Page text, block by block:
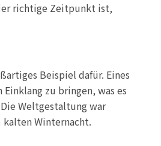
richtige Zeitpunkt ist,
Beispiel dafür. Eines
zu bringen, was es
Weltgestaltung war
Winternacht.